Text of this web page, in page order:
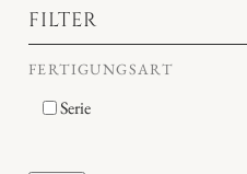
FILTER
FERTIGUNGSART
Serie